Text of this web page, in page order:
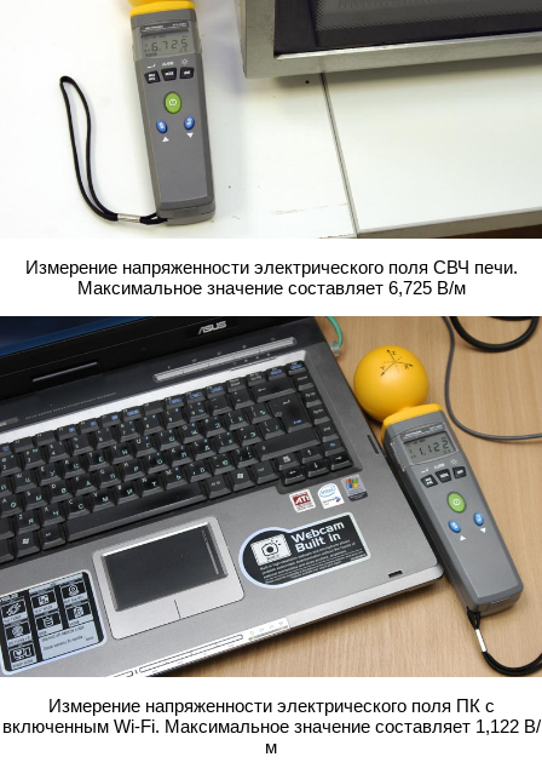
Измерение напряженности электрического поля СВЧ печи.
Максимальное значение составляет 6,725 В/м
Измерение напряженности электрического поля ПК с
включенным Wi-Fi. Максимальное значение составляет 1,122 В/
м